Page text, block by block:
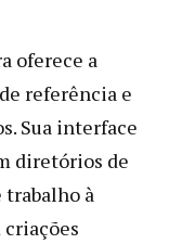
oferece a
referência e
Sua interface
diretórios de
trabalho à
criações